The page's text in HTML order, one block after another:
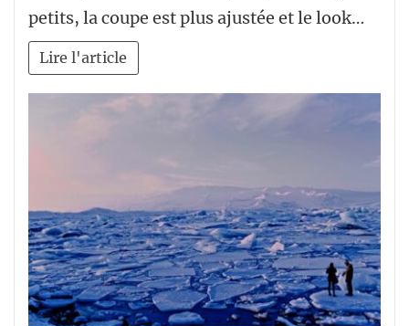
petits, la coupe est plus ajustée et le look…
Lire l'article